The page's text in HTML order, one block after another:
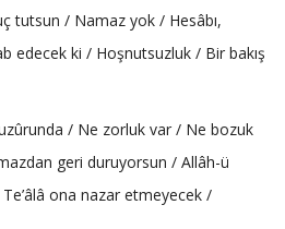
tutsun / Namaz yok / Hesâbı,
edecek ki / Hoşnutsuzluk / Bir bakış
/ Ne zorluk var / Ne bozuk
geri duruyorsun / Allâh-ü
Te’âlâ ona nazar etmeyecek /